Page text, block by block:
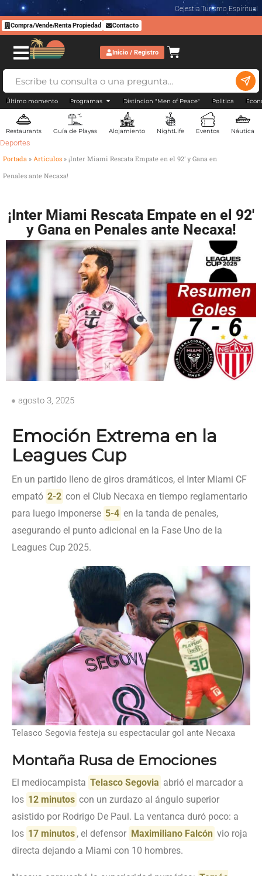
Celestia Turismo Espiritual
Compra/Vende/Renta Propiedad Contacto
Inicio / Registro
Último momento Programas Distincion "Men of Peace" Politica
Restaurants Guía de Playas Alojamiento NightLife Eventos Náutica
Deportes
Portada » Artículos » ¡Inter Miami Rescata Empate en el 92′ y Gana en
Penales ante Necaxa!
¡Inter Miami Rescata Empate en el 92′
y Gana en Penales ante Necaxa!
agosto 3, 2025
Emoción Extrema en la
Leagues Cup
En un partido lleno de giros dramáticos, el Inter Miami CF
empató 2-2 con el Club Necaxa en tiempo reglamentario
para luego imponerse 5-4 en la tanda de penales,
asegurando el punto adicional en la Fase Uno de la
Leagues Cup 2025.
Telasco Segovia festeja su espectacular gol ante Necaxa
Montaña Rusa de Emociones
El mediocampista Telasco Segovia abrió el marcador a
los 12 minutos con un zurdazo al ángulo superior
asistido por Rodrigo De Paul. La ventanca duró poco: a
los 17 minutos , el defensor Maximiliano Falcón vio roja
directa dejando a Miami con 10 hombres.